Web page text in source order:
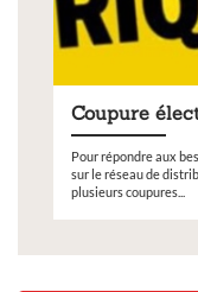
Coupure
Pour répondre aux
sur le réseau de
plusieurs coupures...